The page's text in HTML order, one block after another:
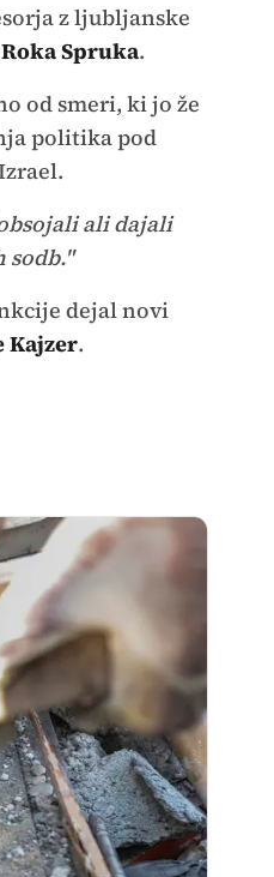
z ljubljanske
Roka Spruka.
od smeri, ki jo že
politika pod
ali dajali
dejal novi
Kajzer.